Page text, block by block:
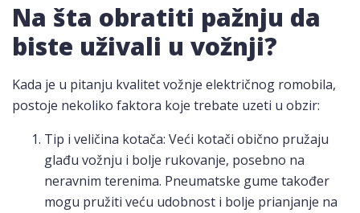
Na šta obratiti pažnju da
biste uživali u vožnji?
Kada je u pitanju kvalitet vožnje električnog romobila,
postoje nekoliko faktora koje trebate uzeti u obzir:
Tip i veličina kotača: Veći kotači obično pružaju
glađu vožnju i bolje rukovanje, posebno na
neravnim terenima. Pneumatske gume također
mogu pružiti veću udobnost i bolje prianjanje na